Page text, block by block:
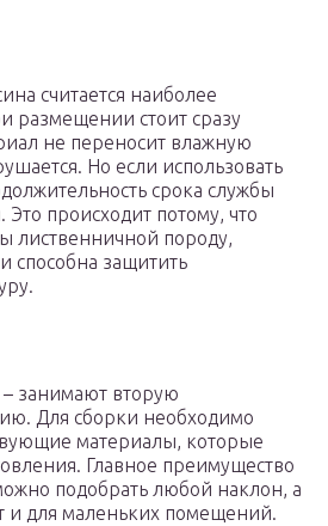
считается наиболее
размещении стоит сразу
не переносит влажную
Но если использовать
срока службы
Это происходит потому, что
лиственничной породу,
способна защитить
занимают вторую
Для сборки необходимо
материалы, которые
Главное преимущество
подобрать любой наклон, а
и для маленьких помещений.